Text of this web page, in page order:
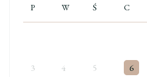
P W Ś C
3 4 5 6